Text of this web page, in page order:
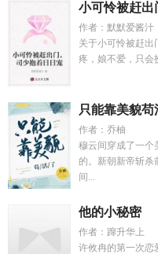
小可怜被赶出
作者：默默爱酱汁
关于小可怜被赶出
疼，娘不爱，只会
只能靠美貌苟
作者：乔柚
穆云间穿成了一个
的。新朝新帝斩杀
间...
他的小秘密
作者：蹿升华上
许攸冉的第一次恋